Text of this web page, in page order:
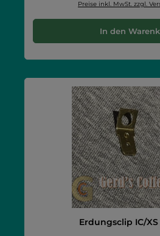
Preise inkl. MwSt. zzgl.
In den
Erdungsclip IC/